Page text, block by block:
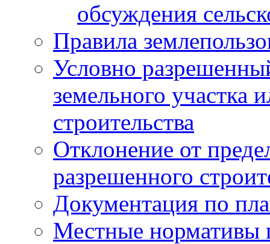
обсуждения
Правила
Условно
земельного участка
строительства
Отклонение от
разрешенного
Документация по
Местные нормативы